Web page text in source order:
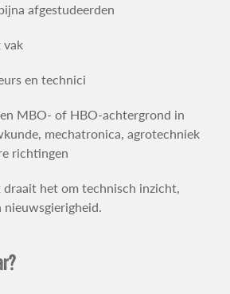
afgestudeerden
vak
en technici
MBO- of HBO-achtergrond in
mechatronica, agrotechniek
richtingen
het om technisch inzicht,